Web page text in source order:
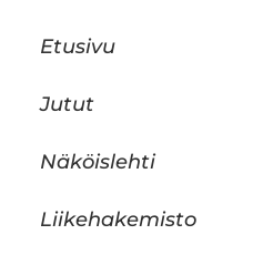
Etusivu
Jutut
Näköislehti
Liikehakemisto